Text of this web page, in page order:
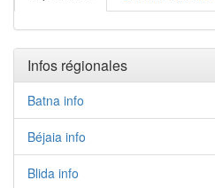
Infos régionales
Batna info
Béjaia info
Blida info